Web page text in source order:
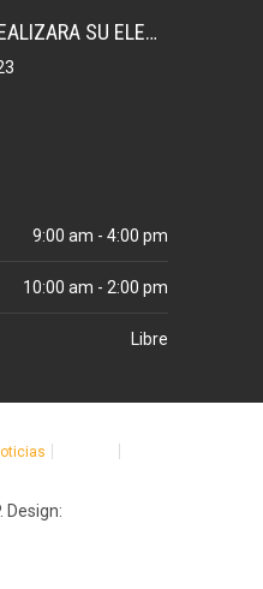
ADJAP REALIZARA SU ELECCIONES DE JUNTA DIRECTIVA NACIONAL, 2023
9:00 am - 4:00 pm
10:00 am - 2:00 pm
Libre
Design: